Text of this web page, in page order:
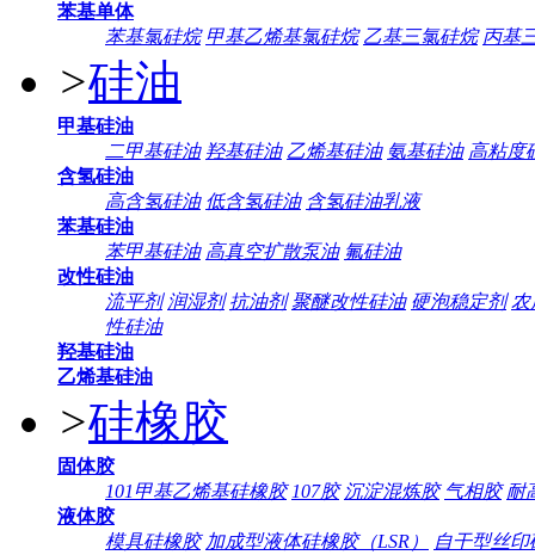
苯基单体
苯基氯硅烷 甲基乙烯基氯硅烷 乙基三氯硅烷 丙基
>硅油
甲基硅油
二甲基硅油 羟基硅油 乙烯基硅油 氨基硅油 高粘度
含氢硅油
高含氢硅油 低含氢硅油 含氢硅油乳液
苯基硅油
苯甲基硅油 高真空扩散泵油 氟硅油
改性硅油
流平剂 润湿剂 抗油剂 聚醚改性硅油 硬泡稳定剂 农
性硅油
羟基硅油
乙烯基硅油
>硅橡胶
固体胶
101甲基乙烯基硅橡胶 107胶 沉淀混炼胶 气相胶 耐
液体胶
模具硅橡胶 加成型液体硅橡胶（LSR）
自干型丝印